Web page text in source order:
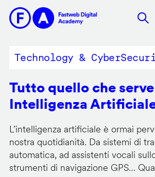
contenuto
Technology &
Tutto quello che
Intelligenza
L’intelligenza artificiale è ormai
nostra quotidianità. Da sistemi di
automatica, ad assistenti vocali
strumenti di navigazione GPS…